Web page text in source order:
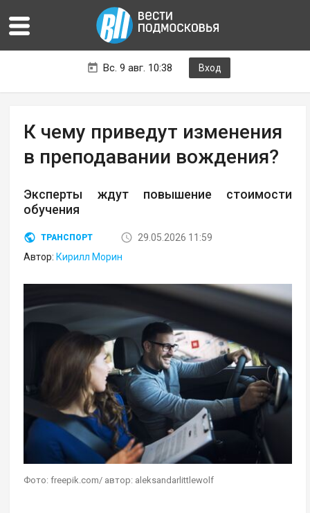
Вс. 9 авг. 10:38 Вход
К чему приведут изменения
в преподавании вождения?
Эксперты ждут повышение стоимости
обучения
ТРАНСПОРТ
29.05.2026 11:59
Автор: Кирилл Морин
Фото: freepik.com/ автор: aleksandarlittlewolf